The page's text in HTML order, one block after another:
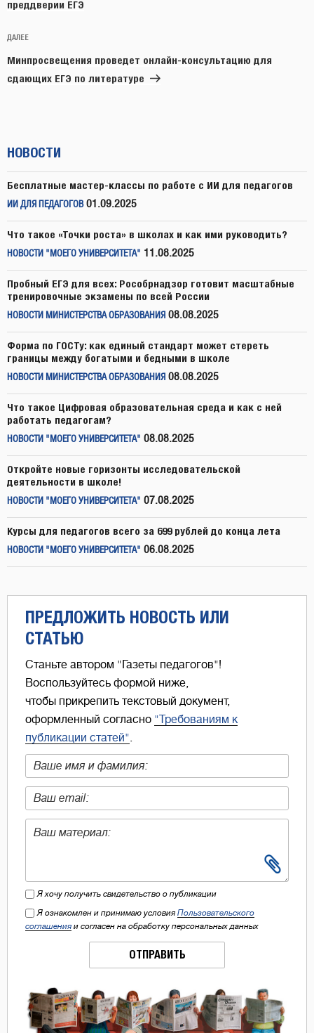
преддверии ЕГЭ
Следующая
запись
ДАЛЕЕ
Минпросвещения проведет онлайн-консультацию для
сдающих ЕГЭ по литературе
НОВОСТИ
Бесплатные мастер-классы по работе с ИИ для педагогов
ИИ ДЛЯ ПЕДАГОГОВ 01.09.2025
Что такое «Точки роста» в школах и как ими руководить?
НОВОСТИ "МОЕГО УНИВЕРСИТЕТА" 11.08.2025
Пробный ЕГЭ для всех: Рособрнадзор готовит масштабные
тренировочные экзамены по всей России
НОВОСТИ МИНИСТЕРСТВА ОБРАЗОВАНИЯ 08.08.2025
Форма по ГОСТу: как единый стандарт может стереть
границы между богатыми и бедными в школе
НОВОСТИ МИНИСТЕРСТВА ОБРАЗОВАНИЯ 08.08.2025
Что такое Цифровая образовательная среда и как с ней
работать педагогам?
НОВОСТИ "МОЕГО УНИВЕРСИТЕТА" 08.08.2025
Откройте новые горизонты исследовательской
деятельности в школе!
НОВОСТИ "МОЕГО УНИВЕРСИТЕТА" 07.08.2025
Курсы для педагогов всего за 699 рублей до конца лета
НОВОСТИ "МОЕГО УНИВЕРСИТЕТА" 06.08.2025
ПРЕДЛОЖИТЬ НОВОСТЬ ИЛИ
СТАТЬЮ
Станьте автором "Газеты педагогов"!
Воспользуйтесь формой ниже,
чтобы прикрепить текстовый документ,
оформленный согласно "Требованиям к
публикации статей"
Я хочу получить свидетельство о публикации
Я ознакомлен и принимаю условия Пользовательского
соглашения и согласен на обработку персональных данных
ОТПРАВИТЬ